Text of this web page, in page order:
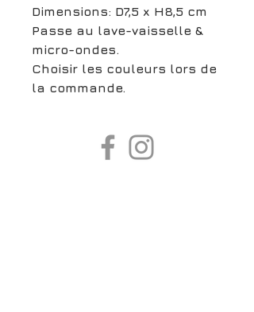
Dimensions: D7,5 x H8,5 cm
Passe au lave-vaisselle &
micro-ondes.
Choisir les couleurs lors de
la commande.